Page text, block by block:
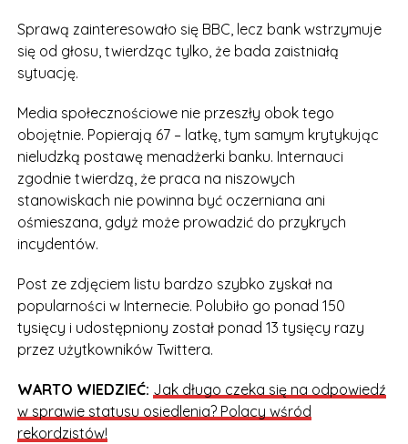
Sprawą zainteresowało się BBC, lecz bank wstrzymuje
się od głosu, twierdząc tylko, że bada zaistniałą
sytuację.
Media społecznościowe nie przeszły obok tego
obojętnie. Popierają 67 – latkę, tym samym krytykując
nieludzką postawę menadżerki banku. Internauci
zgodnie twierdzą, że praca na niszowych
stanowiskach nie powinna być oczerniana ani
ośmieszana, gdyż może prowadzić do przykrych
incydentów.
Post ze zdjęciem listu bardzo szybko zyskał na
popularności w Internecie. Polubiło go ponad 150
tysięcy i udostępniony został ponad 13 tysięcy razy
przez użytkowników Twittera.
WARTO WIEDZIEĆ: Jak długo czeka się na odpowiedź
w sprawie statusu osiedlenia? Polacy wśród
rekordzistów!